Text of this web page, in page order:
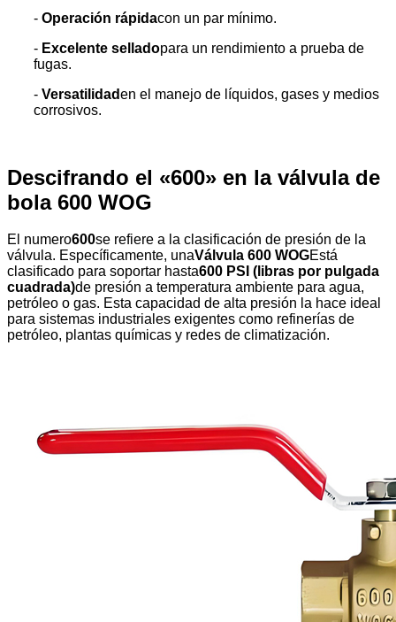
- Operación rápidacon un par mínimo.
- Excelente selladopara un rendimiento a prueba de
fugas.
- Versatilidaden el manejo de líquidos, gases y medios
corrosivos.
Descifrando el «600» en la válvula de
bola 600 WOG
El numero600se refiere a la clasificación de presión de la
válvula. Específicamente, unaVálvula 600 WOGEstá
clasificado para soportar hasta600 PSI (libras por pulgada
cuadrada)de presión a temperatura ambiente para agua,
petróleo o gas. Esta capacidad de alta presión la hace ideal
para sistemas industriales exigentes como refinerías de
petróleo, plantas químicas y redes de climatización.